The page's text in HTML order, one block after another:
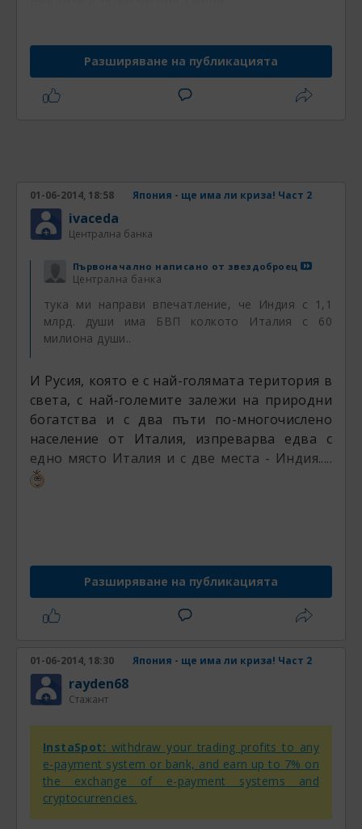
Разширяване на публикацията
01-06-2014, 18:58 Япония - ще има ли криза! Част 2
ivaceda
Централна банка
Първоначално написано от звездоброец
Централна банка
тука ми направи впечатление, че Индия с 1,1
млрд. души има БВП колкото Италия с 60
милиона души..
И Русия, която е с най-голямата територия в
света, с най-големите залежи на природни
богатства и с два пъти по-многочислено
население от Италия, изпреварва едва с
едно място Италия и с две места - Индия.....
Първоначално написано отredrouzz
Централна банка
ли,или е гледала нещо друго......................
Ти преди да сочиш колежката, отвори
приложения линк, че ми намирисваш на
тенденциозност...........
Разширяване на публикацията
01-06-2014, 18:30 Япония - ще има ли криза! Част 2
rayden68
Стажант
InstaSpot: withdraw your trading profits to any
e-payment system or bank, and earn up to 7% on
the exchange of e-payment systems and
cryptocurrencies.